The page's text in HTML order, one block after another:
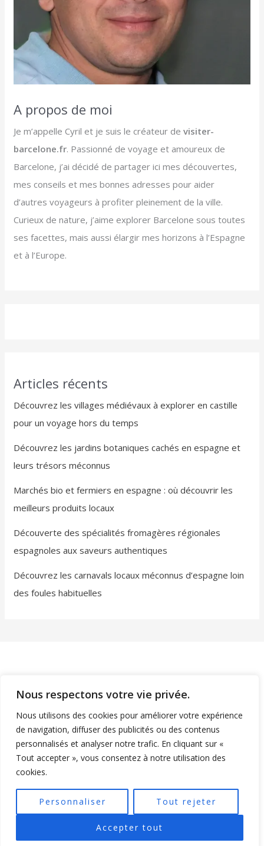
Nous respectons votre vie privée.
Nous utilisons des cookies pour améliorer votre expérience
de navigation, diffuser des publicités ou des contenus
personnalisés et analyser notre trafic. En cliquant sur «
Tout accepter », vous consentez à notre utilisation des
cookies.
Personnaliser Tout rejeter
Accepter tout
A propos de moi
Je m’appelle Cyril et je suis le créateur devisiter-
barcelone.fr. Passionné de voyage et amoureux de
Barcelone, j’ai décidé de partager ici mes découvertes,
mes conseils et mes bonnes adresses pour aider
d’autres voyageurs à profiter pleinement de la ville.
Curieux de nature, j’aime explorer Barcelone sous toutes
ses facettes, mais aussi élargir mes horizons à l’Espagne
et à l’Europe.
Articles récents
Découvrez les villages médiévaux à explorer en castille
pour un voyage hors du temps
Découvrez les jardins botaniques cachés en espagne et
leurs trésors méconnus
Marchés bio et fermiers en espagne : où découvrir les
meilleurs produits locaux
Découverte des spécialités fromagères régionales
espagnoles aux saveurs authentiques
Découvrez les carnavals locaux méconnus d’espagne loin
des foules habituelles
Mentions légales